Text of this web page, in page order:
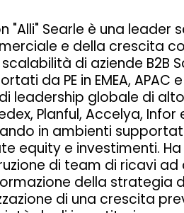
"Alli" Searle è una leader
e della crescita
di aziende B2B
da PE in EMEA,
leadership globale di
Planful, Accelya,
in ambienti
equity e investimenti.
di team di ricavi ad
della strategia
di una crescita